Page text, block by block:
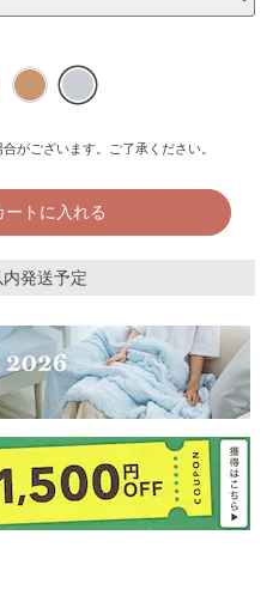
がございます。ご了承ください。
ートに入れる
発送予定